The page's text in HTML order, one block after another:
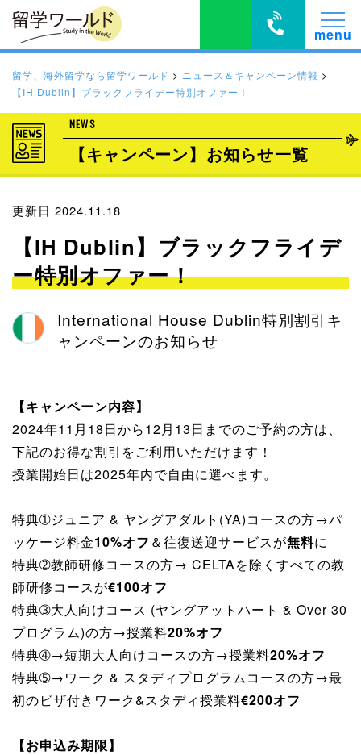
留学、海外留学なら留学ワールド > ニュース＆キャンペーン情報 >
【IH Dublin】ブラックフライデー特別オファー！
NEWS
【キャンペーン】お知らせ一覧
更新日 2024.11.18
【IH Dublin】ブラックフライデ
ー特別オファー！
International House Dublin特別割引キ
ャンペーンのお知らせ
【キャンペーン内容】
2024年11月18日から12月13日までのご予約の方は、
下記のお得な割引をご利用いただけます！
授業開始日は2025年内で自由に選べます。
特典➀ジュニア & ヤングアダルト(YA)コースの方→パ
ッケージ料金10%オフ ＆往復送迎サービスが無料に
特典➁教師研修コースの方→ CELTAを除くすべての教
師研修コースが€100オフ
特典➂大人向けコース (ヤングアットハート & Over 30
プログラム)の方→授業料20%オフ
特典➃→短期大人向けコースの方→授業料20%オフ
特典➄→ワーク & スタディプログラムコースの方→最
初のビザ付きワーク&スタディ授業料€200オフ
【お申込み期限】